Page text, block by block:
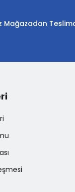
Mağazadan